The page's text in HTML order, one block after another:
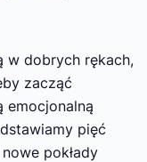
w dobrych rękach,
zacząć
emocjonalną
pięć
pokłady